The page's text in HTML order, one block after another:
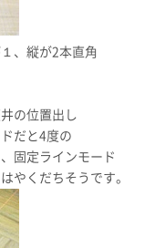
、縦が2本直角
の位置出し
だと4度の
固定ラインモード
やくだちそうです。